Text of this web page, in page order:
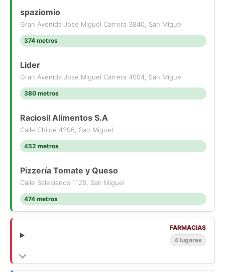
spaziomio
Gran Avenida José Miguel Carrera 3840, San Miguel
374 metros
Lider
Gran Avenida José Miguel Carrera 4004, San Miguel
380 metros
Raciosil Alimentos S.A
Calle Chiloé 4296, San Miguel
452 metros
Pizzería Tomate y Queso
Calle Salesianos 1128, San Miguel
474 metros
FARMACIAS
4 lugares